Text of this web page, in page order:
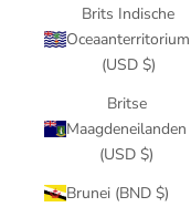
Brits Indische
Oceaanterritorium
(USD $)
Britse
Maagdeneilanden
(USD $)
Brunei (BND $)